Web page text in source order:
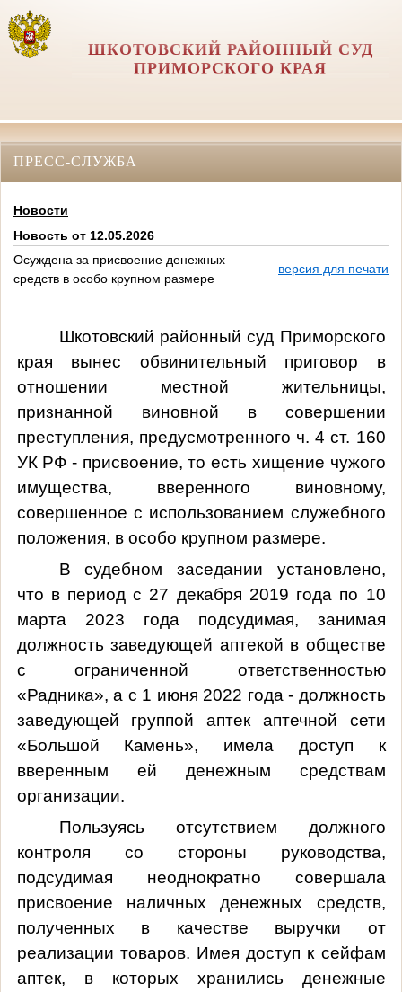
ШКОТОВСКИЙ РАЙОННЫЙ СУД
ПРИМОРСКОГО КРАЯ
ПРЕСС-СЛУЖБА
Новости
Новость от 12.05.2026
Осуждена за присвоение денежных
средств в особо крупном размере
версия для печати
Шкотовский районный суд Приморского
края вынес обвинительный приговор в
отношении местной жительницы,
признанной виновной в совершении
преступления, предусмотренного ч. 4 ст. 160
УК РФ - присвоение, то есть хищение чужого
имущества, вверенного виновному,
совершенное с использованием служебного
положения, в особо крупном размере.
В судебном заседании установлено,
что в период с 27 декабря 2019 года по 10
марта 2023 года подсудимая, занимая
должность заведующей аптекой в обществе
с ограниченной ответственностью
«Радника», а с 1 июня 2022 года - должность
заведующей группой аптек аптечной сети
«Большой Камень», имела доступ к
вверенным ей денежным средствам
организации.
Пользуясь отсутствием должного
контроля со стороны руководства,
подсудимая неоднократно совершала
присвоение наличных денежных средств,
полученных в качестве выручки от
реализации товаров. Имея доступ к сейфам
аптек, в которых хранились денежные